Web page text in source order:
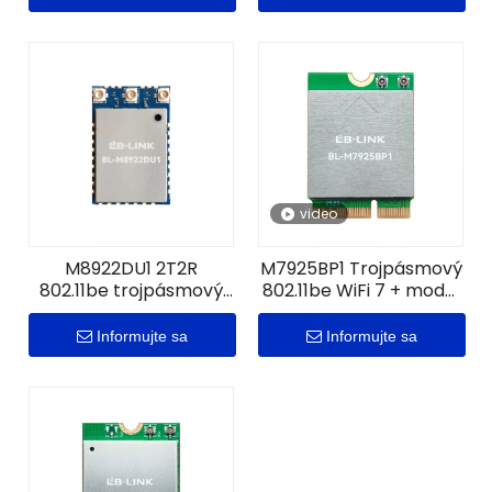
M8922DU1 2T2R
802.11be trojpásmový
modul WiFi so 7 závitmi
Zigbee
Informujte sa
video
M7925BP1 Trojpásmový
802.11be WiFi 7 + modul
kompatibilný s BT5.4
Informujte sa